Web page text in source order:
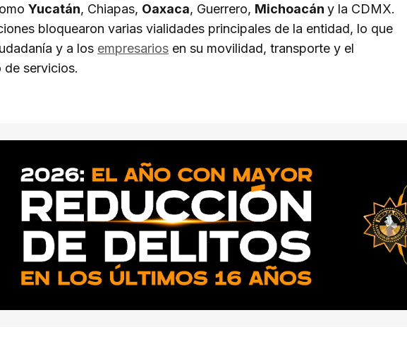
Yucatán, Chiapas, Oaxaca, Guerrero, Michoacán y la CDMX.
bloquearon varias vialidades principales de la entidad, lo que
y a los empresarios en su movilidad, transporte y el
de servicios.